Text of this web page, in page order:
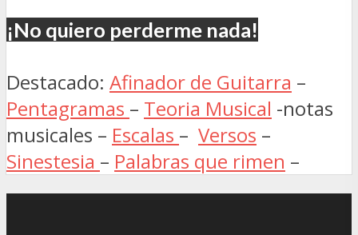
¡No quiero perderme nada!
Destacado: Afinador de Guitarra –
Pentagramas – Teoria Musical -notas
musicales – Escalas – Versos –
Sinestesia – Palabras que rimen –